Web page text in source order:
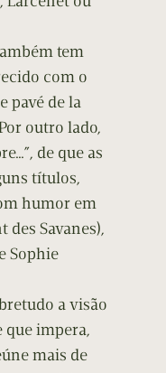
tem
com o
pavé de la
outro lado,
de que as
títulos,
humor em
des Savanes),
Sophie
a visão
que impera,
mais de